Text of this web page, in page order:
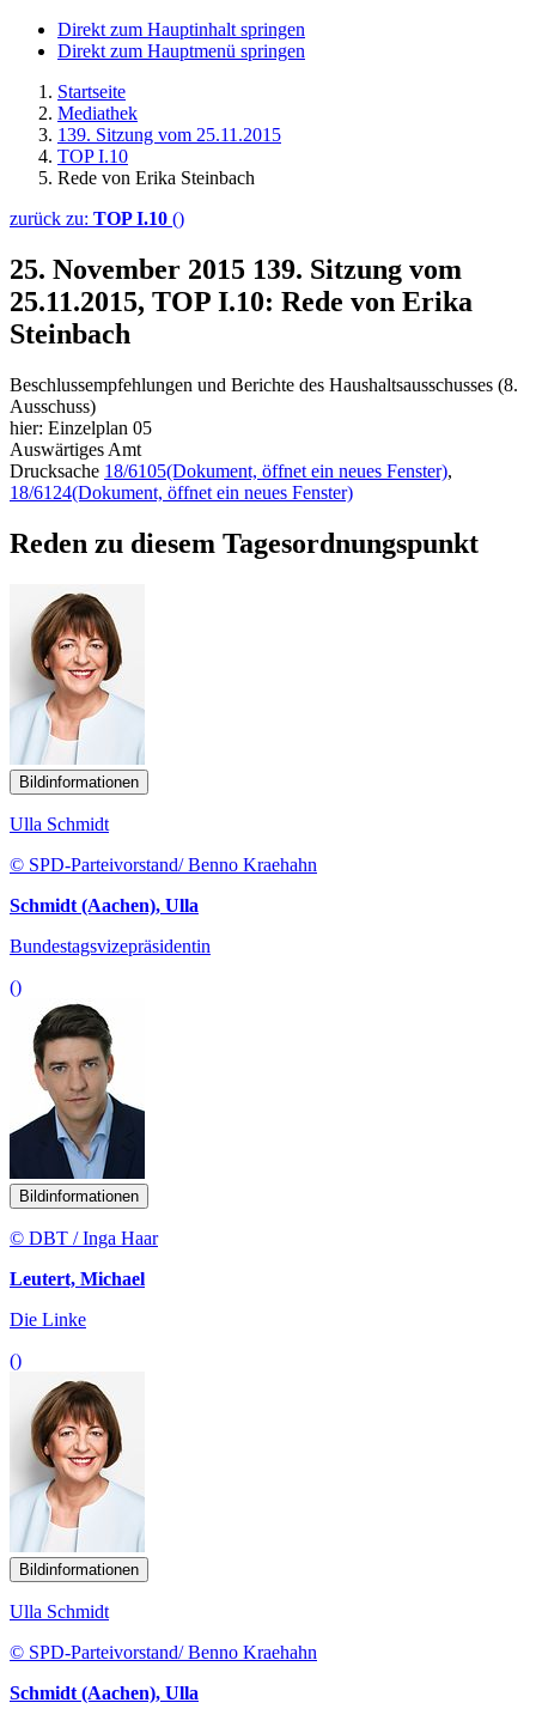
Direkt zum Hauptinhalt springen
Direkt zum Hauptmenü springen
Startseite
Mediathek
139. Sitzung vom 25.11.2015
TOP I.10
Rede von Erika Steinbach
zurück zu: TOP I.10 ()
25. November 2015 139. Sitzung vom
25.11.2015, TOP I.10: Rede von Erika
Steinbach
Beschlussempfehlungen und Berichte des Haushaltsausschusses (8.
Ausschuss)
hier: Einzelplan 05
Auswärtiges Amt
Drucksache 18/6105(Dokument, öffnet ein neues Fenster),
18/6124(Dokument, öffnet ein neues Fenster)
Reden zu diesem Tagesordnungspunkt
Bildinformationen
Ulla Schmidt
© SPD-Parteivorstand/ Benno Kraehahn
Schmidt (Aachen), Ulla
Bundestagsvizepräsidentin
()
Bildinformationen
© DBT / Inga Haar
Leutert, Michael
Die Linke
()
Bildinformationen
Ulla Schmidt
© SPD-Parteivorstand/ Benno Kraehahn
Schmidt (Aachen), Ulla